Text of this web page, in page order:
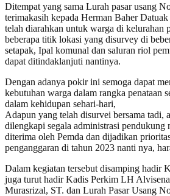
Ditempat yang sama Lurah pasar usang
terimakasih kepada Herman Baher
telah diarahkan untuk warga di kelurahan
beberapa titik lokasi yang disurvey di
setapak, Ipal komunal dan saluran riol
dapat ditindaklanjuti nantinya.
Dengan adanya pokir ini semoga dapat
kebutuhan warga dalam rangka penataan
dalam kehidupan sehari-hari,
Adapun yang telah disurvei bersama tadi,
dilengkapi segala administrasi pendukung
diterima oleh Pemda dan dijadikan
penganggaran di tahun 2023 nanti nya,
Dalam kegiatan tersebut disamping hadir
juga turut hadir Kadis Perkim LH
Murasrizal, ST. dan Lurah Pasar Usang